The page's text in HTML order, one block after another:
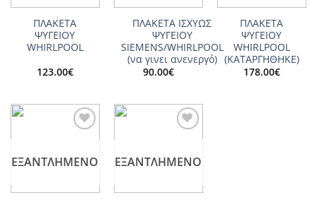
ΠΛΑΚΕΤΑ
ΨΥΓΕΙΟΥ
WHIRLPOOL
123.00€
ΠΛΑΚΕΤΑ ΙΣΧΥΩΣ
ΨΥΓΕΙΟΥ
SIEMENS/WHIRLPOOL
(να γινει ανενεργό)
90.00€
ΠΛΑΚΕΤΑ
ΨΥΓΕΙΟΥ
WHIRLPOOL
(ΚΑΤΑΡΓΗΘΗΚΕ)
178.00€
ΕΞΑΝΤΛΗΜΈΝΟ ΕΞΑΝΤΛΗΜΈΝΟ